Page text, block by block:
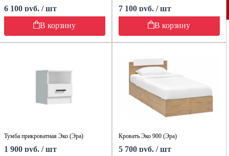
6 100 руб. / шт
В корзину
7 100 руб. / шт
В корзину
Тумба прикроватная Эко (Эра)
1 900 руб. / шт
Кровать Эко 900 (Эра)
5 700 руб. / шт